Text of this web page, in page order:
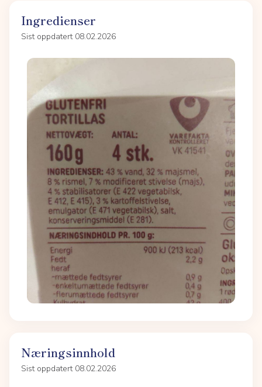
Ingredienser
Sist oppdatert 08.02.2026
Næringsinnhold
Sist oppdatert 08.02.2026